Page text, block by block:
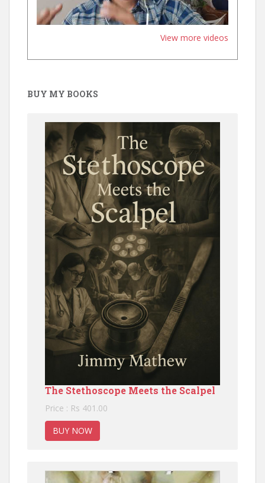
View more videos
BUY MY BOOKS
The Stethoscope Meets the Scalpel
Price : Rs 401.00
BUY NOW